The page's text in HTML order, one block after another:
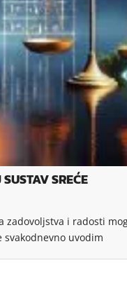
SREĆE
zadovoljstva i radosti
uvodim